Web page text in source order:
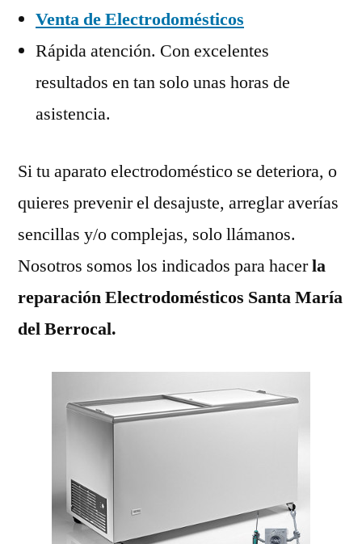
Venta de Electrodomésticos
Rápida atención. Con excelentes
resultados en tan solo unas horas de
asistencia.
Si tu aparato electrodoméstico se deteriora, o
quieres prevenir el desajuste, arreglar averías
sencillas y/o complejas, solo llámanos.
Nosotros somos los indicados para hacerla
reparación Electrodomésticos Santa María
del Berrocal.